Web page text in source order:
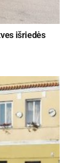
išriedės